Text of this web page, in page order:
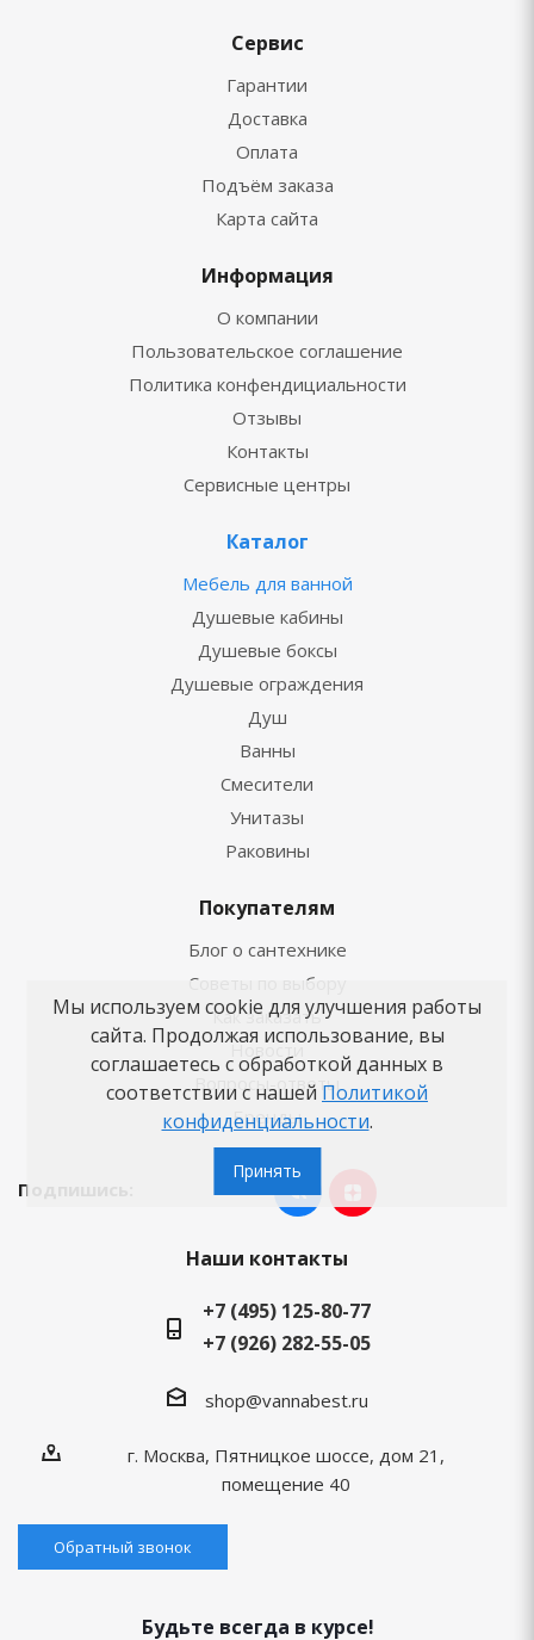
Сервис
Гарантии
Доставка
Оплата
Подъём заказа
Карта сайта
Информация
О компании
Пользовательское соглашение
Политика конфендициальности
Отзывы
Контакты
Сервисные центры
Каталог
Мебель для ванной
Душевые кабины
Душевые боксы
Душевые ограждения
Душ
Ванны
Смесители
Унитазы
Раковины
Покупателям
Блог о сантехнике
Советы по выбору
Как заказать
Новости
Вопросы-ответы
Бренды
Подпишись:
Наши контакты
+7 (495) 125-80-77
+7 (926) 282-55-05
shop@vannabest.ru
г. Москва, Пятницкое шоссе, дом 21,
помещение 40
Обратный звонок
Будьте всегда в курсе!
Мы используем cookie для улучшения работы
сайта. Продолжая использование, вы
соглашаетесь с обработкой данных в
соответствии с нашей Политикой
конфиденциальности.
Принять